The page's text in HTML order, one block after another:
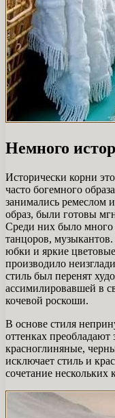
Немного
Исторически корни
часто богемного
занимались ремеслом
образ, были готовы
Среди них было много
танцоров,
юбки и яркие
производило
стиль был перенят
ассимилировавшей в
кочевой роскоши.
В основе стиля
оттенках преобладают
красноглиняные,
исключает стиль и
сочетание нескольких